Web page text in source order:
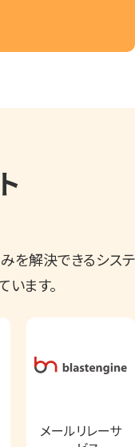
を解決できるシステ
います。
メールリレーサ